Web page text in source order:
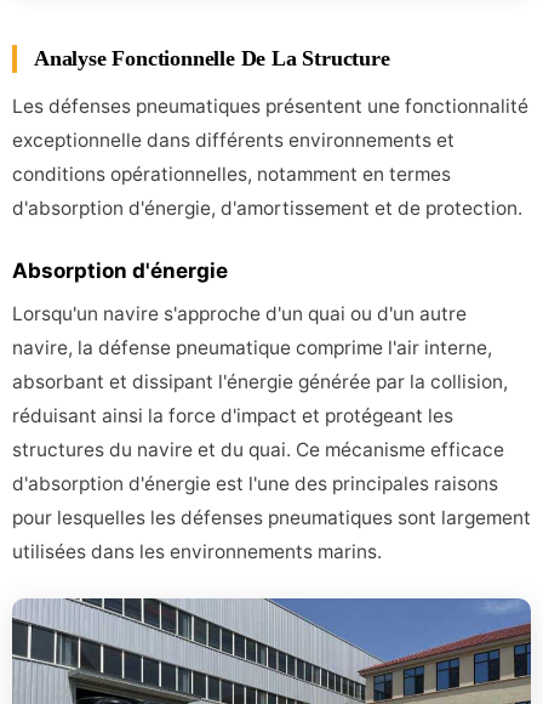
Analyse Fonctionnelle De La Structure
Les défenses pneumatiques présentent une fonctionnalité
exceptionnelle dans différents environnements et
conditions opérationnelles, notamment en termes
d'absorption d'énergie, d'amortissement et de protection.
Absorption d'énergie
Lorsqu'un navire s'approche d'un quai ou d'un autre
navire, la défense pneumatique comprime l'air interne,
absorbant et dissipant l'énergie générée par la collision,
réduisant ainsi la force d'impact et protégeant les
structures du navire et du quai. Ce mécanisme efficace
d'absorption d'énergie est l'une des principales raisons
pour lesquelles les défenses pneumatiques sont largement
utilisées dans les environnements marins.